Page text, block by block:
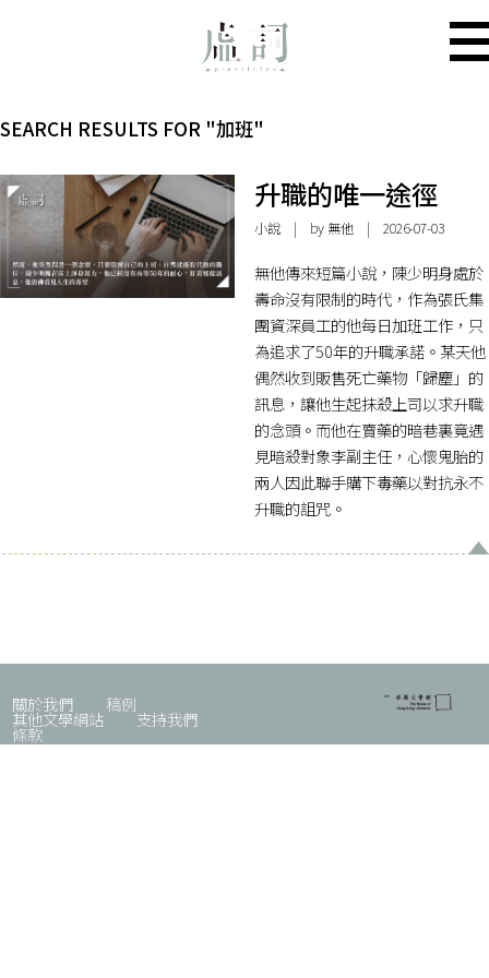
SEARCH RESULTS FOR "加班"
升職的唯一途徑
小說| by 無他 | 2026-07-03
無他傳來短篇小說，陳少明身處於
壽命沒有限制的時代，作為張氏集
團資深員工的他每日加班工作，只
為追求了50年的升職承諾。某天他
偶然收到販售死亡藥物「歸塵」的
訊息，讓他生起抹殺上司以求升職
的念頭。而他在賣藥的暗巷裏竟遇
見暗殺對象李副主任，心懷鬼胎的
兩人因此聯手購下毒藥以對抗永不
升職的詛咒。
關於我們 稿例
其他文學網站 支持我們
條款